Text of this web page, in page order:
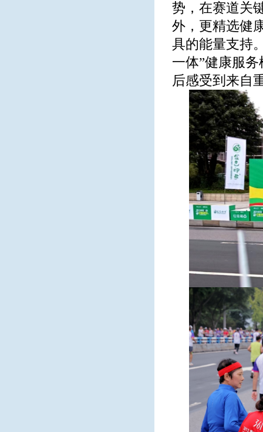
势，在赛道关
外，更精选健
具的能量支持
一体”健康服
后感受到来自